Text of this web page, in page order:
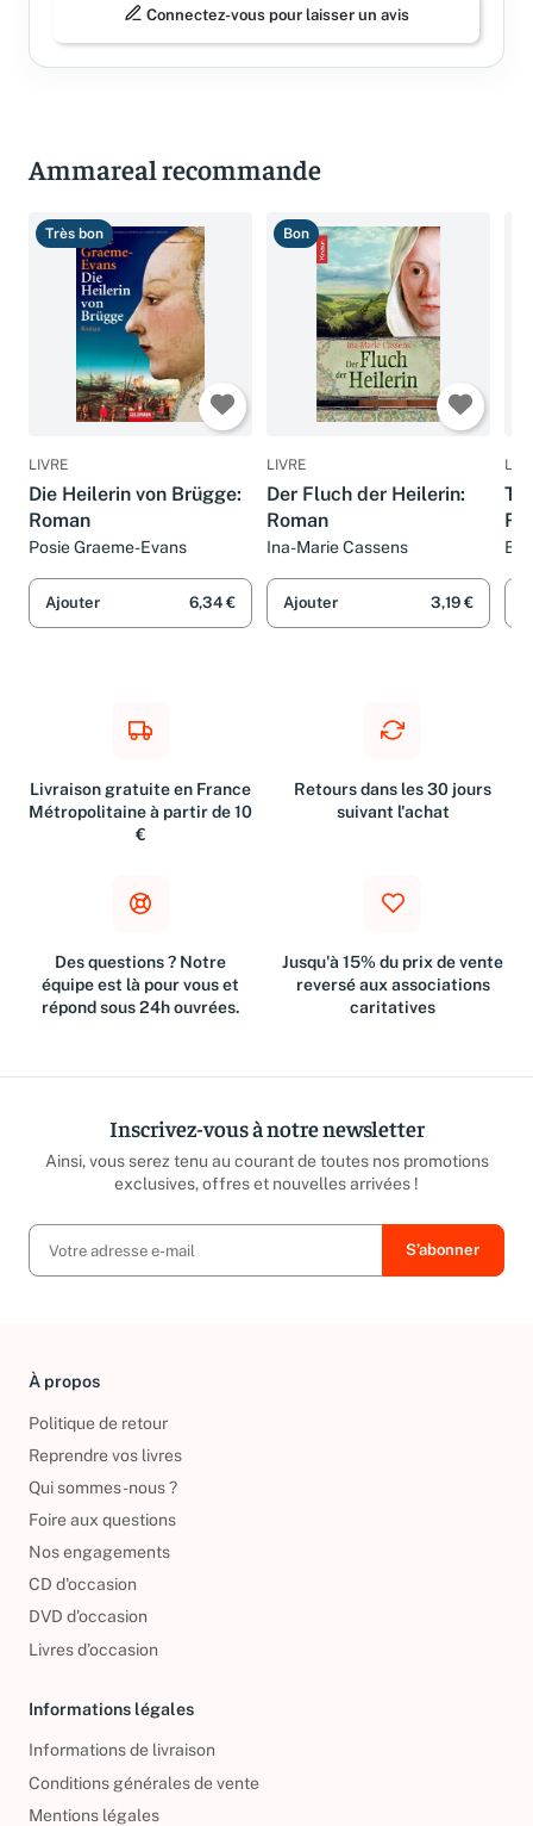
Connectez-vous pour laisser un avis
Ammareal recommande
Très bon
LIVRE
Die Heilerin von Brügge:
Roman
Posie Graeme-Evans
Ajouter 6,34 €
Bon
LIVRE
Der Fluch der Heilerin:
Roman
Ina-Marie Cassens
Ajouter 3,19 €
Livraison gratuite en France
Métropolitaine à partir de 10
€
Retours dans les 30 jours
suivant l'achat
Des questions ? Notre
équipe est là pour vous et
répond sous 24h ouvrées.
Jusqu'à 15% du prix de vente
reversé aux associations
caritatives
Inscrivez-vous à notre newsletter
Ainsi, vous serez tenu au courant de toutes nos promotions
exclusives, offres et nouvelles arrivées !
À propos
Politique de retour
Reprendre vos livres
Qui sommes-nous ?
Foire aux questions
Nos engagements
CD d'occasion
DVD d'occasion
Livres d’occasion
Informations légales
Informations de livraison
Conditions générales de vente
Mentions légales